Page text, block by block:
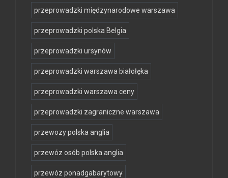
przeprowadzki międzynarodowe warszawa
przeprowadzki polska Belgia
przeprowadzki ursynów
przeprowadzki warszawa białołęka
przeprowadzki warszawa ceny
przeprowadzki zagraniczne warszawa
przewozy polska anglia
przewóz osób polska anglia
przewóz ponadgabarytowy